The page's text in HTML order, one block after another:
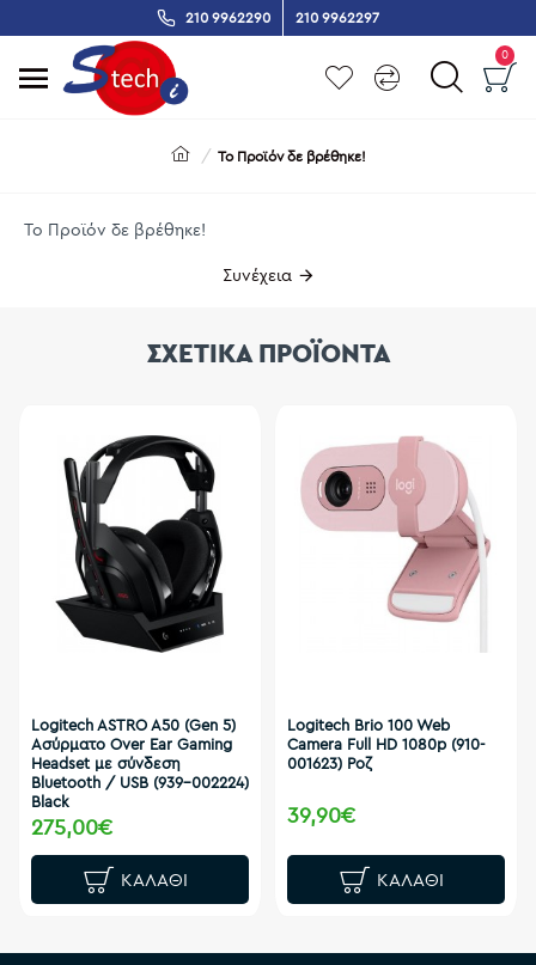
210 9962290 210 9962297
0
Το Προϊόν δε βρέθηκε!
Το Προϊόν δε βρέθηκε!
Συνέχεια
ΣΧΕΤΙΚΑ ΠΡΟΪΟΝΤΑ
Logitech ASTRO A50 (Gen 5)
Ασύρματο Over Ear Gaming
Headset με σύνδεση
Bluetooth / USB (939-002224)
Black
275,00€
ΚΑΛΆΘΙ
Logitech Brio 100 Web
Camera Full HD 1080p (910-
001623) Ροζ
39,90€
ΚΑΛΆΘΙ